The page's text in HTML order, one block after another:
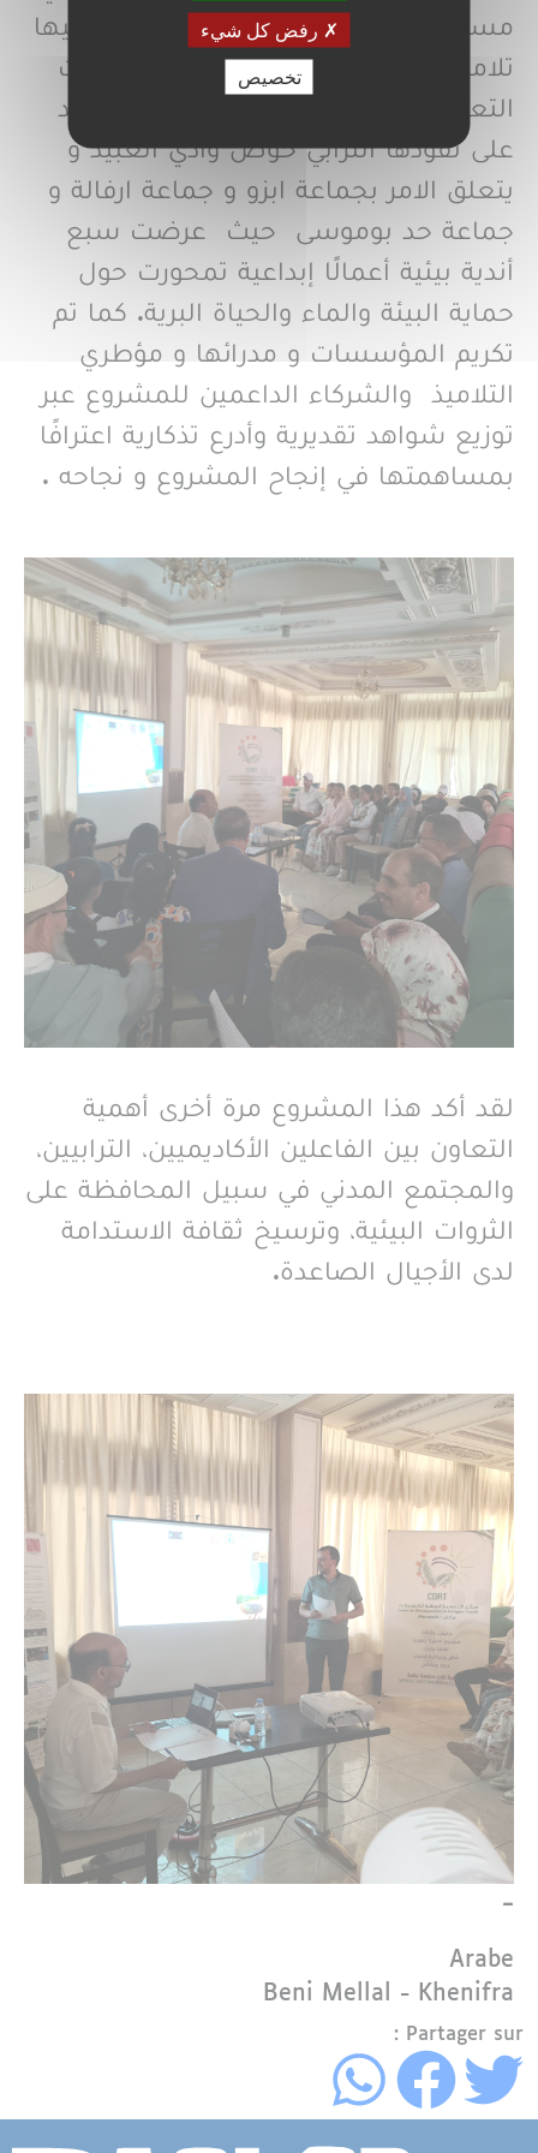
مسابقة أحسن عمل فني بيئي شارك فيها
تلاميذ الأندية البيئية التابعة للمؤسسات
التعليمية لثلات جماعات ترابية التي يمتد
على نفودها الترابي حوض وادي العبيد و
يتعلق الامر بجماعة ابزو و جماعة ارفالة و
جماعة حد بوموسى حيث عرضت سبع
أندية بيئية أعمالًا إبداعية تمحورت حول
حماية البيئة والماء والحياة البرية. كما تم
تكريم المؤسسات و مدرائها و مؤطري
التلاميذ والشركاء الداعمين للمشروع عبر
توزيع شواهد تقديرية وأدرع تذكارية اعترافًا
بمساهمتها في إنجاح المشروع و نجاحه .
لقد أكد هذا المشروع مرة أخرى أهمية
التعاون بين الفاعلين الأكاديميين، الترابيين،
والمجتمع المدني في سبيل المحافظة على
الثروات البيئية، وترسيخ ثقافة الاستدامة
لدى الأجيال الصاعدة.
-
Langue
Arabe
Région
Beni Mellal - Khenifra
Partager sur :
رفض كل شيء
تخصيص